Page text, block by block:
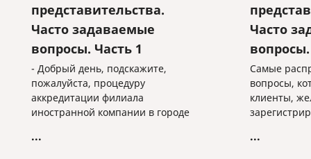
представительства.
Часто задаваемые
вопросы. Часть 1
- Добрый день, подскажите,
пожалуйста, процедуру
аккредитации филиала
иностранной компании в городе
слышала, что мы можем подать
...
Часто
Самые
вопросы,
клиенты,
...